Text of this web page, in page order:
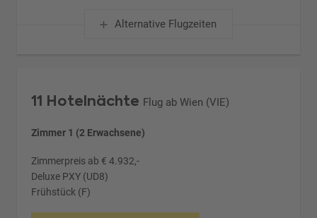
Alternative Flugzeiten
11 Hotelnächte Flug ab Wien (VIE)
Zimmer 1 (2 Erwachsene)
Zimmerpreis ab € 4.932,-
Deluxe PXY (UD8)
Frühstück (F)